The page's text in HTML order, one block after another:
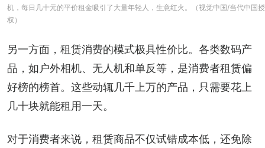
机，每日几十元的平价租金吸引了大量年轻人，生意红火。（视觉中国/当代中国授
权）
另一方面，租赁消费的模式极具性价比。各类数码产
品，如户外相机、无人机和单反等，是消费者租赁偏
好榜的榜首。这些动辄几千上万的产品，只需要花上
几十块就能租用一天。
对于消费者来说，租赁商品不仅试错成本低，还免除